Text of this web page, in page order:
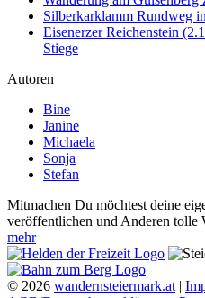
Silberkarklamm Rundweg
Eisenerzer Reichenstein
Stiege
Autoren
Bine
Janine
Michaela
Sonja
Stefan
Mitmachen Du möchtest deine
veröffentlichen und Anderen tolle
mehr
© 2026 wandernsteiermark.at |